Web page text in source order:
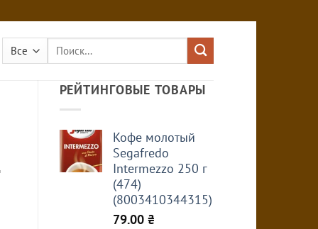
Искать:
РЕЙТИНГОВЫЕ ТОВАРЫ
Кофе молотый
Segafredo
Intermezzo 250 г
(474)
(8003410344315)
79.00 ₴